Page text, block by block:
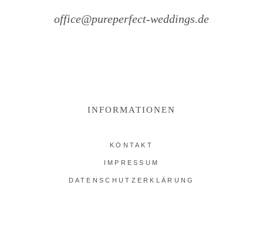
office@pureperfect-weddings.de
INFORMATIONEN
KONTAKT
IMPRESSUM
DATENSCHUTZERKLÄRUNG